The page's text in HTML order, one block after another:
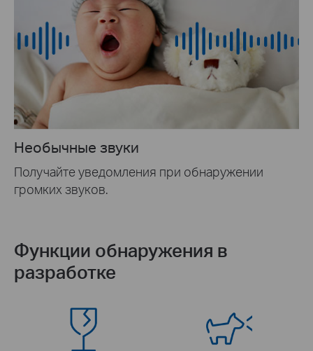
Необычные звуки
Получайте уведомления при обнаружении
громких звуков.
Функции обнаружения в
разработке